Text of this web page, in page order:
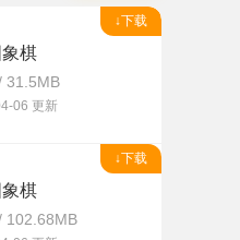
↓下载
棋
31.5MB
06 更新
↓下载
棋
102.68MB